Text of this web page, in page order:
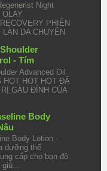
Night
OLAY
PHIÊN
DA CHUYÊN
- Tím
Advanced Oil
HOT HOT HOT ĐÃ
GÀU ĐỈNH CỦA
Body
Body Lotion -
dưỡng thể
cấp cho bạn độ
giú...